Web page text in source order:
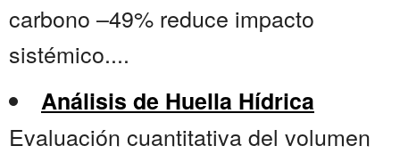
carbono –49% reduce impacto
sistémico....
Análisis de Huella Hídrica
Evaluación cuantitativa del volumen